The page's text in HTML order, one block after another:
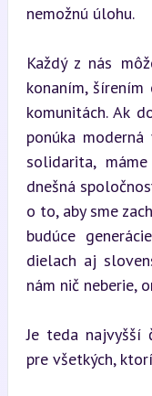
nemožnú úlohu.
Každý z nás
konaním,
komunitách. Ak
ponúka
solidarita,
dnešná
o to, aby sme
budúce
dielach aj
nám nič neberie,
Je teda najvyšší
pre všetkých,